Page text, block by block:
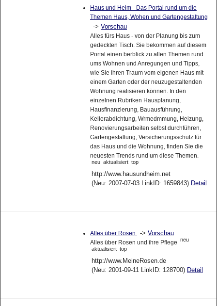
Haus und Heim - Das Portal rund um die
Themen Haus, Wohen und Gartengestaltung
-> Vorschau
Alles fürs Haus - von der Planung bis zum
gedeckten Tisch. Sie bekommen auf diesem
Portal einen berblick zu allen Themen rund
ums Wohnen und Anregungen und Tipps,
wie Sie Ihren Traum vom eigenen Haus mit
einem Garten oder der neuzugestaltenden
Wohnung realisieren können. In den
einzelnen Rubriken Hausplanung,
Hausfinanzierung, Bauausführung,
Kellerabdichtung, Wrmedmmung, Heizung,
Renovierungsarbeiten selbst durchführen,
Gartengestaltung, Versicherungsschutz für
das Haus und die Wohnung, finden Sie die
neuesten Trends rund um diese Themen.
neu aktualisiert top
http://www.hausundheim.net
(Neu: 2007-07-03 LinkID: 1659843) Detail
Alles über Rosen -> Vorschau
Alles über Rosen und ihre Pflege neu
aktualisiert top
http://www.MeineRosen.de
(Neu: 2001-09-11 LinkID: 128700) Detail